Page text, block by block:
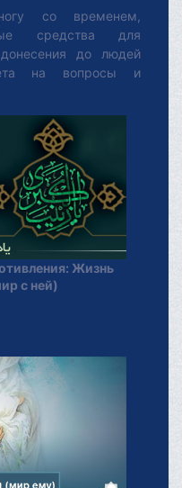
со временем,
средства для
до людей
на вопросы и
Жизнь
с ней)